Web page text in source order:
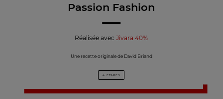
Passion Fashion
Réalisée avecJivara 40%
Une recette originale de David Briand
4 ÉTAPES